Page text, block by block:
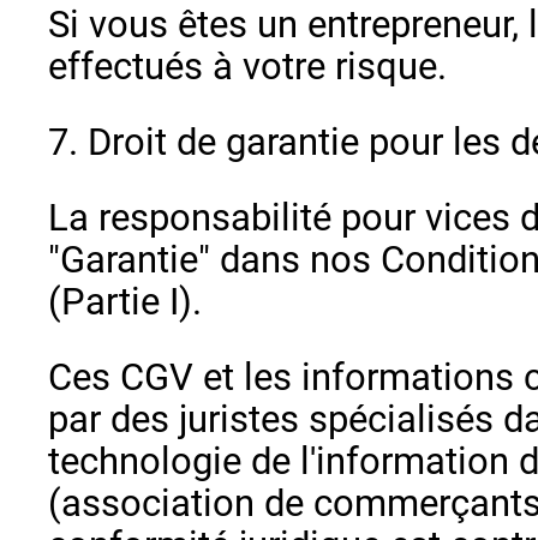
Si vous êtes un
effectués à votre risque.
7. Droit de garantie pour les
La responsabilité pour vices
"Garantie" dans nos
(Partie I).
Ces CGV et les informations
par des juristes spécialisés
technologie de l'information
(association de